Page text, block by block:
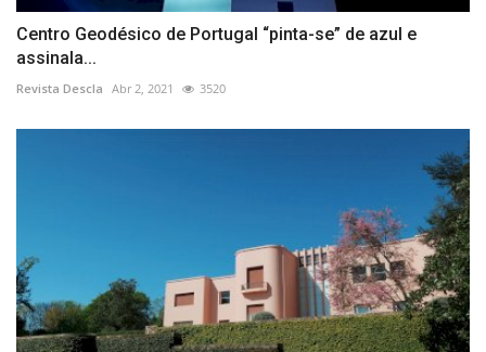
Centro Geodésico de Portugal “pinta-se” de azul e
assinala...
Revista Descla Abr 2, 2021 3520